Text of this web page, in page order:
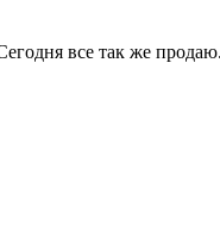
все так же